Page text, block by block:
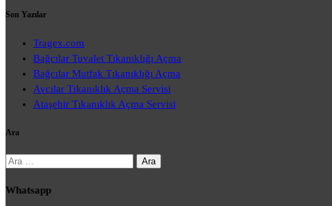
Son Yazılar
Tragex.com
Bağcılar Tuvalet Tıkanıklığı Açma
Bağcılar Mutfak Tıkanıklığı Açma
Avcılar Tıkanıklık Açma Servisi
Ataşehir Tıkanıklık Açma Servisi
Ara
Arama:
Whatsapp